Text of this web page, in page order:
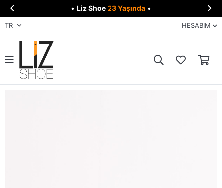
 • Liz Shoe 23 Yaşında • 
TR HESABIM